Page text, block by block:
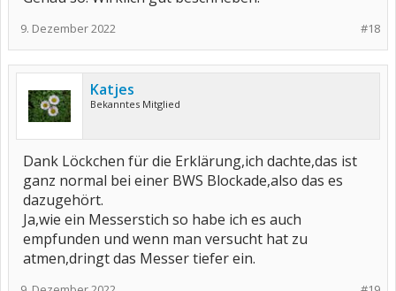
#18
9. Dezember 2022
Katjes
Bekanntes Mitglied
Dank Löckchen für die Erklärung,ich dachte,das ist
ganz normal bei einer BWS Blockade,also das es
dazugehört.
Ja,wie ein Messerstich so habe ich es auch
empfunden und wenn man versucht hat zu
atmen,dringt das Messer tiefer ein.